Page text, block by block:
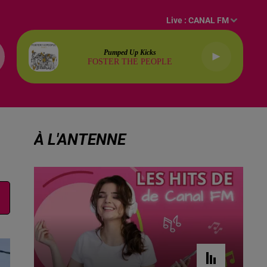
Live :CANAL FM
Pumped Up Kicks
FOSTER THE PEOPLE
À L'ANTENNE